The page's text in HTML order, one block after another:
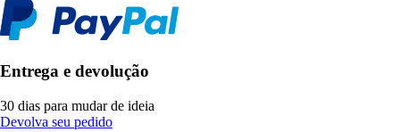
Entrega e devolução
30 dias para mudar de ideia
Devolva seu pedido